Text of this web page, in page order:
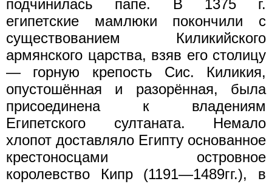
подчинилась папе. В 1375 г.
египетские мамлюки покончили с
существованием Киликийского
армянского царства, взяв его столицу
— горную крепость Сис. Киликия,
опустошённая и разорённая, была
присоединена к владениям
Египетского султаната. Немало
хлопот доставляло Египту основанное
крестоносцами островное
королевство Кипр (1191—1489гг.), в